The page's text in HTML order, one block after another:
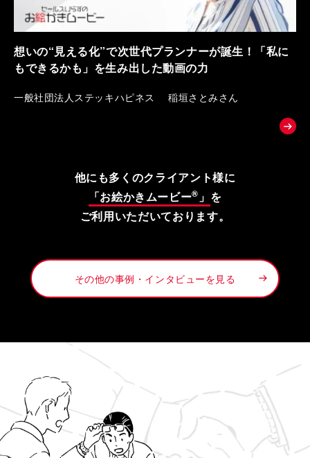
想いの“見える化”で次世代プランナーが誕生！「私に
もできるかも」を生み出した動画の力
一般社団法人ステッキハピネス 稲垣さとみさん
他にも多くのクライアント様に
「お絵かきムービー® 」 を
ご利用いただいております。
その他の事例・インタビューを見る